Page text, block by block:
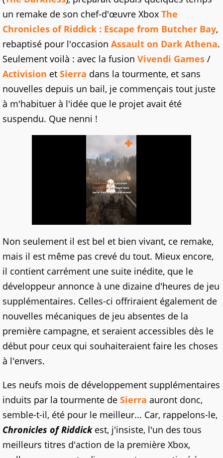
un remake de son chef-d'œuvre Xbox The
Chronicles of Riddick : Escape from Butcher Bay,
rebaptisé pour l'occasion Assault on Dark Athena.
Seulement voilà : avec la fusion Vivendi Games /
Activision et Sierra dans la tourmente, et sans
nouvelles depuis un bail, je commençais tout juste
à m'habituer à l'idée que le projet avait été
suspendu. Que nenni !
Non seulement il est bel et bien vivant, ce remake,
mais il est même pas crevé du tout. Mieux encore,
il contient carrément une suite inédite, que le
développeur annonce à une dizaine d'heures de jeu
supplémentaires. Celles-ci offriraient également de
nouvelles mécaniques de jeu absentes de la
première campagne, et seraient accessibles dès le
début pour ceux qui souhaiteraient faire les choses
à l'envers.
Les neufs mois de développement supplémentaires
induits par la tourmente de Sierra auront donc,
semble-t-il, été pour le meilleur... Car, rappelons-le,
Chronicles of Riddickest, j'insiste, l'un des tous
meilleurs titres d'action de la première Xbox,